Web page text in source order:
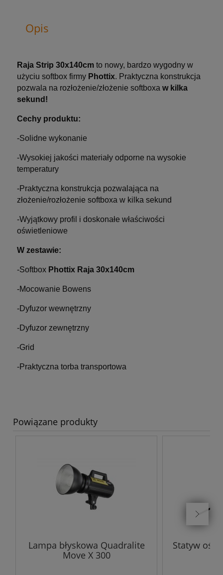
Opis
Raja Strip 30x140cm to nowy, bardzo wygodny w
użyciu softbox firmy Phottix. Praktyczna konstrukcja
pozwala na rozłożenie/złożenie softboxa w kilka
sekund!
Cechy produktu:
-Solidne wykonanie
-Wysokiej jakości materiały odporne na wysokie
temperatury
-Praktyczna konstrukcja pozwalająca na
złożenie/rozłożenie softboxa w kilka sekund
-Wyjątkowy profil i doskonałe właściwości
oświetleniowe
W zestawie:
-Softbox Phottix Raja 30x140cm
-Mocowanie Bowens
-Dyfuzor wewnętrzny
-Dyfuzor zewnętrzny
-Grid
-Praktyczna torba transportowa
Powiązane produkty
Lampa błyskowa Quadralite
Move X 300
Statyw